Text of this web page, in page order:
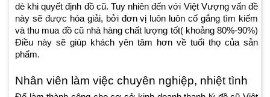
dè khi quyết định đồ cũ. Tuy nhiên đến với Việt Vượng vấn đề
này sẽ được hóa giải, bởi đơn vị luôn luôn cố gắng tìm kiếm
và thu mua đồ cũ nhà hàng chất lượng tốt( khoảng 80%-90%)
Điều này sẽ giúp khách yên tâm hơn về tuổi thọ của sản
phẩm.
Nhân viên làm việc chuyên nghiệp, nhiệt tình